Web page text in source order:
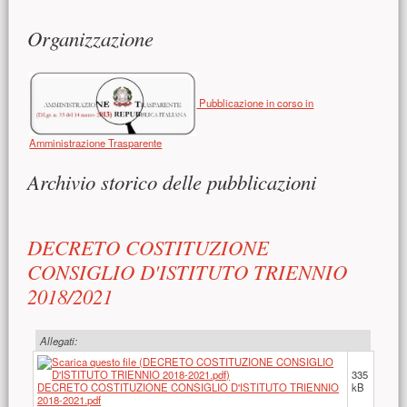
Organizzazione
Pubblicazione in corso in
Amministrazione Trasparente
Archivio storico delle pubblicazioni
DECRETO COSTITUZIONE
CONSIGLIO D'ISTITUTO TRIENNIO
2018/2021
Allegati:
DECRETO COSTITUZIONE CONSIGLIO D'ISTITUTO TRIENNIO
2018-2021.pdf
335
kB